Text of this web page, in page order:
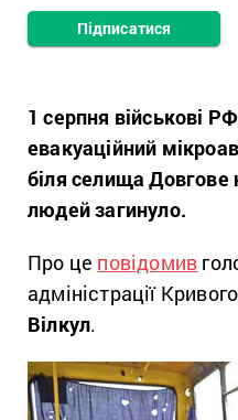
Підписатися
1 серпня військові
евакуаційний
біля селища Довгове
людей загинуло.
Про це повідомив
адміністрації
Вілкул.